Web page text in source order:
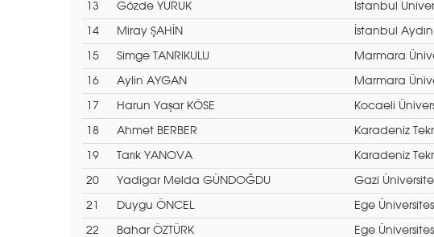
13 Gözde YÜRÜK İstanbul
14 Miray ŞAHİN İstanbul
15 Simge TANRIKULU Marmara
16 Aylin AYGAN Marmara
17 Harun Yaşar KÖSE Kocaeli
18 Ahmet BERBER Karadeniz
19 Tarık YANOVA Karadeniz
20 Yadigar Melda GÜNDOĞDU Gazi
21 Duygu ÖNCEL Ege
22 Bahar ÖZTÜRK Ege